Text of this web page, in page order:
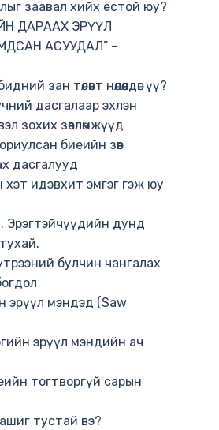
заавал хийх ёстой юу?
ДАРААХ ЭРҮҮЛ
АСУУДАЛ” –
зан төлөвт нөлөөлдөг үү?
дасгалаар эхлэн
зохих зөвлөмжүүд
биеийн зөв
дасгалууд
идэвхит эмгэг гэж юу
Эрэгтэйчүүдийн дунд
булчин чангалах
эрүүл мэндэд (Saw
эрүүл мэндийн ач
тогтворгүй сарын
тустай вэ?